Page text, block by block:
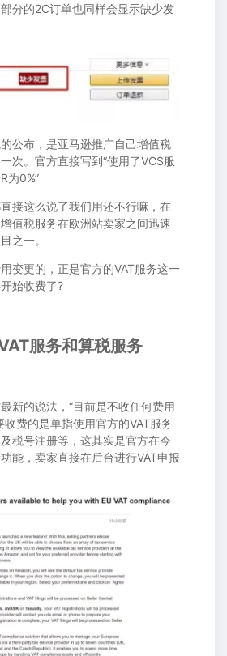
分的2C订单也同样会显示缺少发
布，是亚马逊推广自己增值税
次。官方直接写到“使用了VCS服
为0%”
这么说了我们用还不行嘛，在
值税服务在欧洲站卖家之间迅速
之一。
更的，正是官方的VAT服务这一
始收费了?
服务和算税服务
的说法，“目前是不收任何费用
收费的是单指使用官方的VAT服务
税号注册等，这其实是官方在今
能，卖家直接在后台进行VAT申报